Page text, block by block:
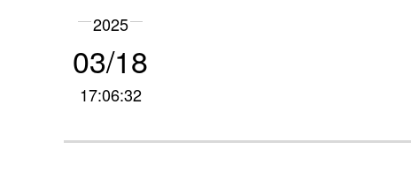
2025
03/18
17:06:32